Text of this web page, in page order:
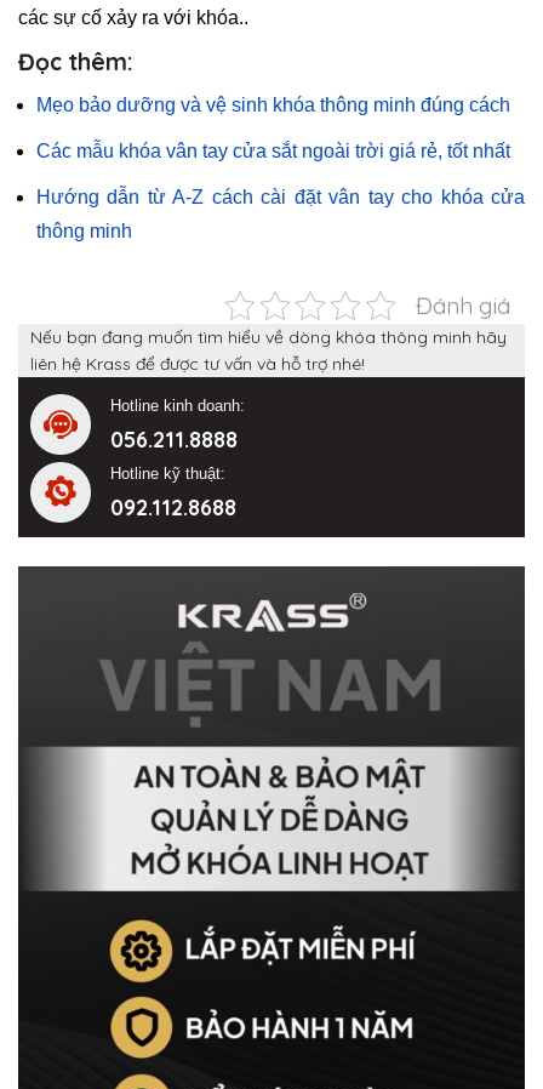
các sự cố xảy ra với khóa..
Đọc thêm:
Mẹo bảo dưỡng và vệ sinh khóa thông minh đúng cách
Các mẫu khóa vân tay cửa sắt ngoài trời giá rẻ, tốt nhất
Hướng dẫn từ A-Z cách cài đặt vân tay cho khóa cửa
thông minh
Đánh giá
Nếu bạn đang muốn tìm hiểu về dòng khóa thông minh hãy
liên hệ Krass để được tư vấn và hỗ trợ nhé!
Hotline kinh doanh:
056.211.8888
Hotline kỹ thuật:
092.112.8688